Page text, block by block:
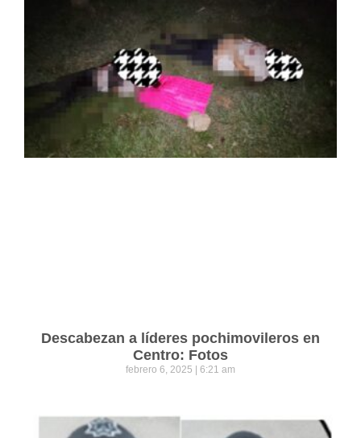
Descabezan a líderes pochimovileros en
Centro: Fotos
febrero 6, 2025 6:21 am